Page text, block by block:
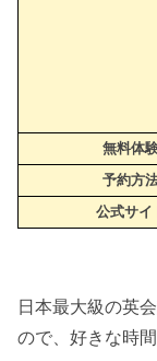
無料体
予約方
公式サイ
日本最大級の英
ので、好きな時